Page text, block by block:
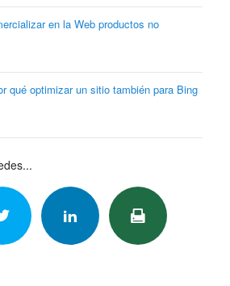
en la Web productos no
qué optimizar un sitio también para Bing